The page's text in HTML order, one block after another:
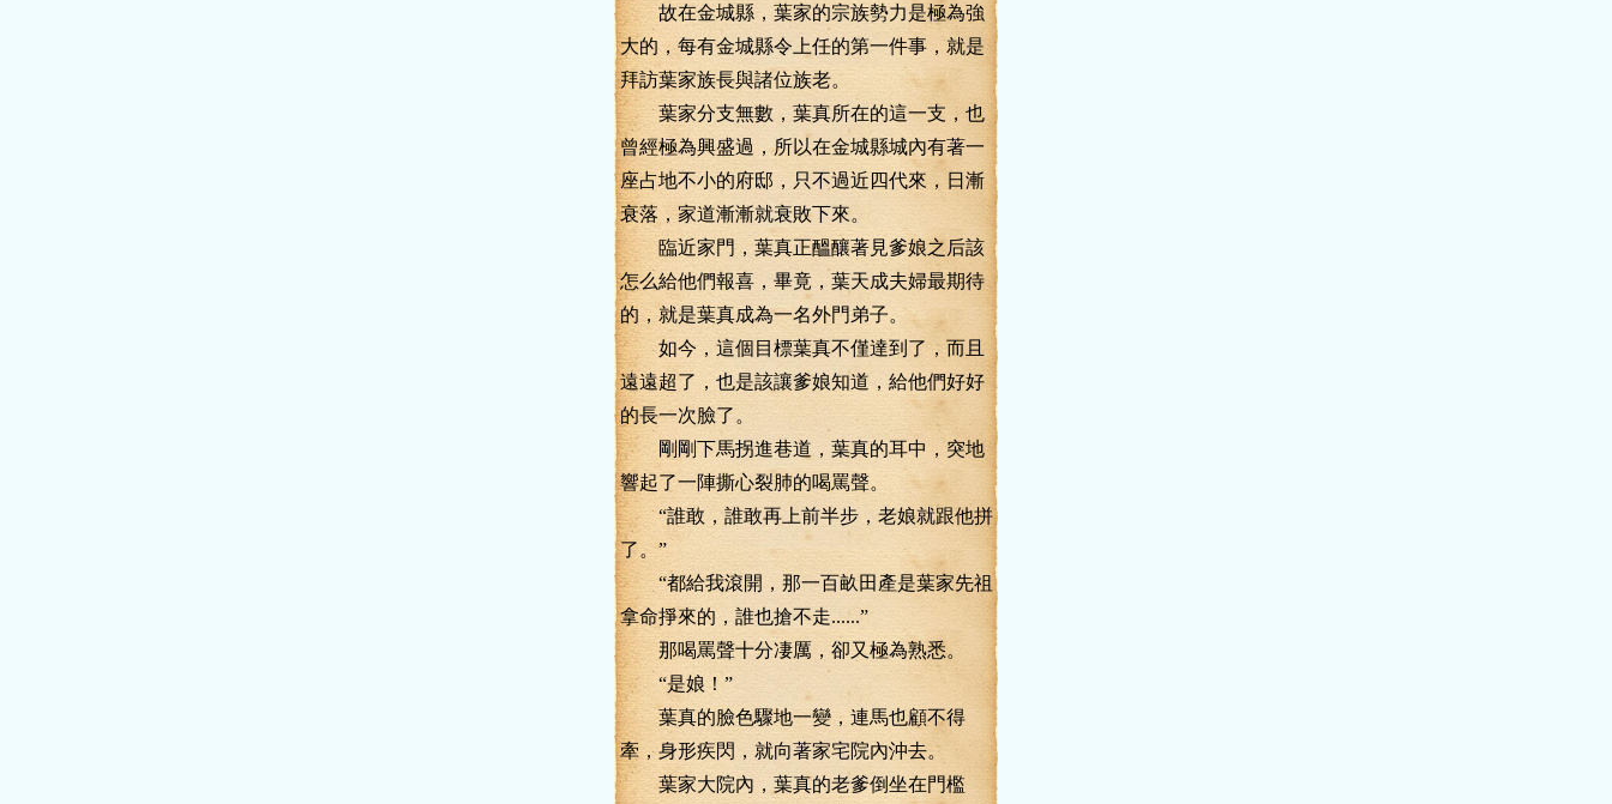
故在金城縣，葉家的宗族勢力是極為強
大的，每有金城縣令上任的第一件事，就是
拜訪葉家族長與諸位族老。
葉家分支無數，葉真所在的這一支，也
曾經極為興盛過，所以在金城縣城內有著一
座占地不小的府邸，只不過近四代來，日漸
衰落，家道漸漸就衰敗下來。
臨近家門，葉真正醞釀著見爹娘之后該
怎么給他們報喜，畢竟，葉天成夫婦最期待
的，就是葉真成為一名外門弟子。
如今，這個目標葉真不僅達到了，而且
遠遠超了，也是該讓爹娘知道，給他們好好
的長一次臉了。
剛剛下馬拐進巷道，葉真的耳中，突地
響起了一陣撕心裂肺的喝罵聲。
“誰敢，誰敢再上前半步，老娘就跟他拼
了。”
“都給我滾開，那一百畝田產是葉家先祖
拿命掙來的，誰也搶不走......”
那喝罵聲十分凄厲，卻又極為熟悉。
“是娘！”
葉真的臉色驟地一變，連馬也顧不得
牽，身形疾閃，就向著家宅院內沖去。
葉家大院內，葉真的老爹倒坐在門檻